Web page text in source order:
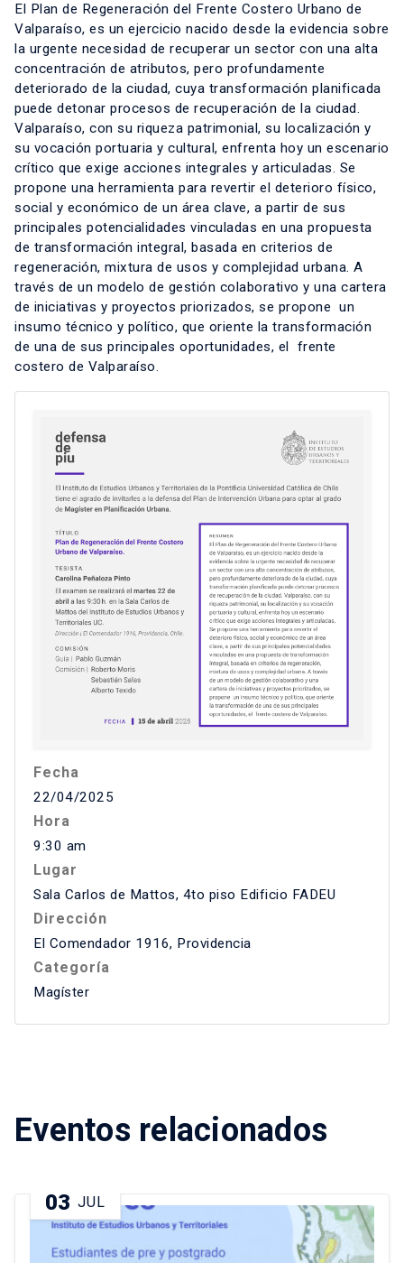
El Plan de Regeneración del Frente Costero Urbano de
Valparaíso, es un ejercicio nacido desde la evidencia sobre
la urgente necesidad de recuperar un sector con una alta
concentración de atributos, pero profundamente
deteriorado de la ciudad, cuya transformación planificada
puede detonar procesos de recuperación de la ciudad.
Valparaíso, con su riqueza patrimonial, su localización y
su vocación portuaria y cultural, enfrenta hoy un escenario
crítico que exige acciones integrales y articuladas. Se
propone una herramienta para revertir el deterioro físico,
social y económico de un área clave, a partir de sus
principales potencialidades vinculadas en una propuesta
de transformación integral, basada en criterios de
regeneración, mixtura de usos y complejidad urbana. A
través de un modelo de gestión colaborativo y una cartera
de iniciativas y proyectos priorizados, se propone un
insumo técnico y político, que oriente la transformación
de una de sus principales oportunidades, el frente
costero de Valparaíso.
Fecha
22/04/2025
Hora
9:30 am
Lugar
Sala Carlos de Mattos, 4to piso Edificio FADEU
Dirección
El Comendador 1916, Providencia
Categoría
Magíster
Eventos relacionados
03 JUL